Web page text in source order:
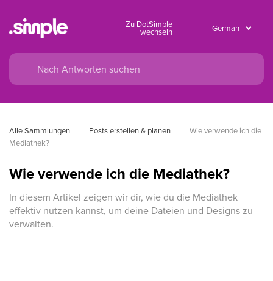
Zu DotSimple
wechseln
Alle Sammlungen Posts erstellen & planen
Wie verwende ich die
Mediathek?
Wie verwende ich die Mediathek?
In diesem Artikel zeigen wir dir, wie du die Mediathek
effektiv nutzen kannst, um deine Dateien und Designs zu
verwalten.